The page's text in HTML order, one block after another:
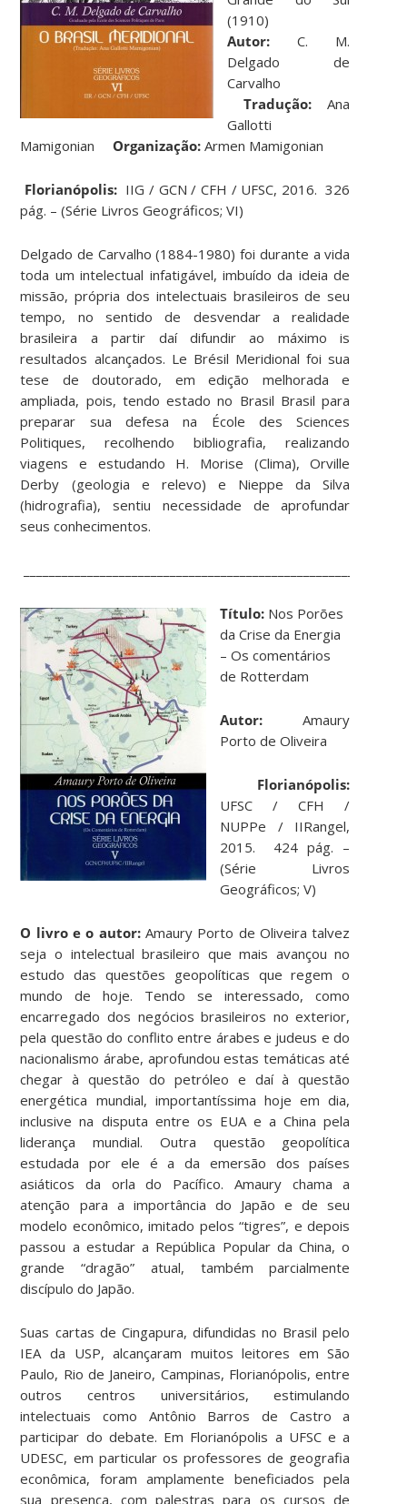
(1910)
Autor: C. M.
Delgado de
Carvalho
Tradução:Ana
Gallotti
Mamigonian Organização: Armen Mamigonian
Florianópolis: IIG / GCN / CFH / UFSC, 2016. 326
pág. – (Série Livros Geográficos; VI)
Delgado de Carvalho (1884-1980) foi durante a vida
toda um intelectual infatigável, imbuído da ideia de
missão, própria dos intelectuais brasileiros de seu
tempo, no sentido de desvendar a realidade
brasileira a partir daí difundir ao máximo is
resultados alcançados. Le Brésil Meridional foi sua
tese de doutorado, em edição melhorada e
ampliada, pois, tendo estado no Brasil Brasil para
preparar sua defesa na École des Sciences
Politiques, recolhendo bibliografia, realizando
viagens e estudando H. Morise (Clima), Orville
Derby (geologia e relevo) e Nieppe da Silva
(hidrografia), sentiu necessidade de aprofundar
seus conhecimentos.
Título: Nos Porões
da Crise da Energia
– Os comentários
de Rotterdam
Autor: Amaury
Porto de Oliveira
Florianópolis:
UFSC / CFH /
NUPPe / IIRangel,
2015. 424 pág. –
(Série Livros
Geográficos; V)
O livro e o autor:Amaury Porto de Oliveira talvez
seja o intelectual brasileiro que mais avançou no
estudo das questões geopolíticas que regem o
mundo de hoje. Tendo se interessado, como
encarregado dos negócios brasileiros no exterior,
pela questão do conflito entre árabes e judeus e do
nacionalismo árabe, aprofundou estas temáticas até
chegar à questão do petróleo e daí à questão
energética mundial, importantíssima hoje em dia,
inclusive na disputa entre os EUA e a China pela
liderança mundial. Outra questão geopolítica
estudada por ele é a da emersão dos países
asiáticos da orla do Pacífico. Amaury chama a
atenção para a importância do Japão e de seu
modelo econômico, imitado pelos “tigres”, e depois
passou a estudar a República Popular da China, o
grande “dragão” atual, também parcialmente
discípulo do Japão.
Suas cartas de Cingapura, difundidas no Brasil pelo
IEA da USP, alcançaram muitos leitores em São
Paulo, Rio de Janeiro, Campinas, Florianópolis, entre
outros centros universitários, estimulando
intelectuais como Antônio Barros de Castro a
participar do debate. Em Florianópolis a UFSC e a
UDESC, em particular os professores de geografia
econômica, foram amplamente beneficiados pela
sua presença, com palestras para os cursos de